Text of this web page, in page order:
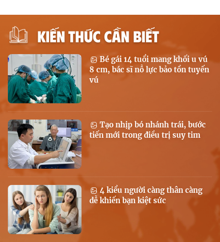
KIẾN THỨC CẦN BIẾT
Bé gái 14 tuổi mang khối u vú
8 cm, bác sĩ nỗ lực bảo tồn tuyến
vú
Tạo nhịp bó nhánh trái, bước
tiến mới trong điều trị suy tim
4 kiểu người càng thân càng
dễ khiến bạn kiệt sức